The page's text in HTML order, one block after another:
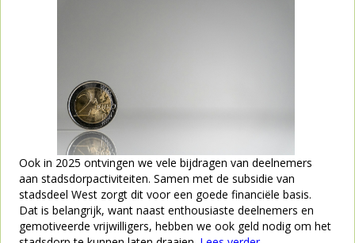
Ook in 2025 ontvingen we vele bijdragen van deelnemers
aan stadsdorpactiviteiten. Samen met de subsidie van
stadsdeel West zorgt dit voor een goede financiële basis.
Dat is belangrijk, want naast enthousiaste deelnemers en
gemotiveerde vrijwilligers, hebben we ook geld nodig om het